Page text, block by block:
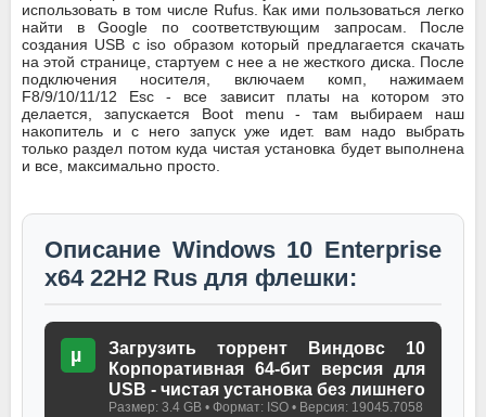
использовать в том числе Rufus. Как ими пользоваться легко
найти в Google по соответствующим запросам. После
создания USB с iso образом который предлагается скачать
на этой странице, стартуем с нее а не жесткого диска. После
подключения носителя, включаем комп, нажимаем
F8/9/10/11/12 Esc - все зависит платы на котором это
делается, запускается Boot menu - там выбираем наш
накопитель и с него запуск уже идет. вам надо выбрать
только раздел потом куда чистая установка будет выполнена
и все, максимально просто.
Описание Windows 10 Enterprise
x64 22H2 Rus для флешки:
µ
Загрузить торрент Виндовс 10
Корпоративная 64-бит версия для
USB - чистая установка без лишнего
Размер: 3.4 GB • Формат: ISO • Версия: 19045.7058